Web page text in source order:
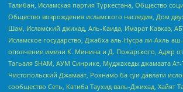
Талибан, Исламская партия Туркестана, Общество
Общество возрождения исламского наследия, Дом
Шам, Исламский джихад, Аль-Каида, Имарат Кавказ,
Исламское государство, Джабха аль-Нусра ли-Ахль
ополчение имени К. Минина и Д. Пожарского, Аджр от
Тагьаля SHAM, АУМ Синрике, Муджахеды джамаата
Чистопольский Джамаат, Рохнамо ба суи давлати
сообщество Сеть, Катиба Таухид валь-Джихад,